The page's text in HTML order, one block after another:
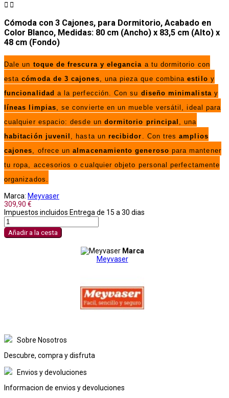
 
Cómoda con 3 Cajones, para Dormitorio, Acabado en
Color Blanco, Medidas: 80 cm (Ancho) x 83,5 cm (Alto) x
48 cm (Fondo)
Dale un toque de frescura y elegancia a tu dormitorio con
estacómoda de 3 cajones , una pieza que combinaestilo y
funcionalidad a la perfección. Con su diseño minimalista y
líneas limpias , se convierte en un mueble versátil, ideal para
cualquier espacio: desde un dormitorio principal
, una
habitación juvenil
, hasta un recibidor . Con tresamplios
cajones , ofrece unalmacenamiento generoso para mantener
tu ropa, accesorios o cualquier objeto personal perfectamente
organizados.
Marca: Meyvaser
309,90 €
Impuestos incluidos Entrega de 15 a 30 dias
Añadir a la cesta
Marca
Meyvaser
Sobre Nosotros
Descubre, compra y disfruta
Envios y devoluciones
Informacion de envios y devoluciones